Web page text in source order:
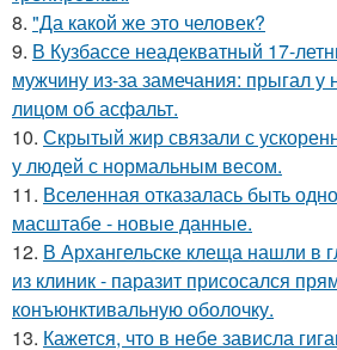
8. "Да какой же это человек?
9. В Кузбассе неадекватный 17-
мужчину из-за замечания: прыгал у
лицом об асфальт.
10. Скрытый жир связали с
у людей с нормальным весом.
11. Вселенная отказалась быть
масштабе - новые данные.
12. В Архангельске клеща нашли в
из клиник - паразит присосался
конъюнктивальную оболочку.
13. Кажется, что в небе зависла